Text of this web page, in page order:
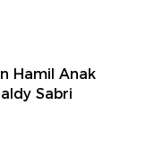
Hamil Anak
Sabri